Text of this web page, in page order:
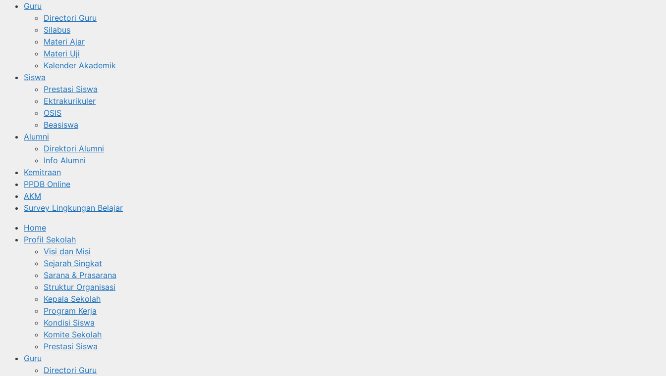
Guru
Directori Guru
Silabus
Materi Ajar
Materi Uji
Kalender Akademik
Siswa
Prestasi Siswa
Ektrakurikuler
OSIS
Beasiswa
Alumni
Direktori Alumni
Info Alumni
Kemitraan
PPDB Online
AKM
Survey Lingkungan Belajar
Home
Profil Sekolah
Visi dan Misi
Sejarah Singkat
Sarana & Prasarana
Struktur Organisasi
Kepala Sekolah
Program Kerja
Kondisi Siswa
Komite Sekolah
Prestasi Siswa
Guru
Directori Guru